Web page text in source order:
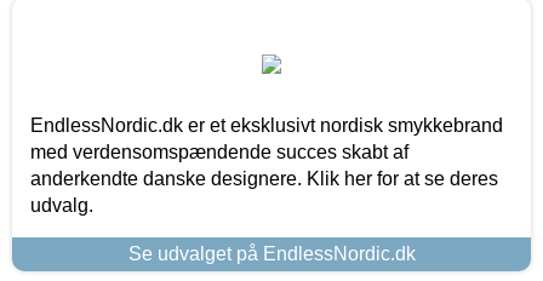
EndlessNordic.dk er et eksklusivt nordisk smykkebrand
med verdensomspændende succes skabt af
anderkendte danske designere. Klik her for at se deres
udvalg.
Se udvalget på EndlessNordic.dk